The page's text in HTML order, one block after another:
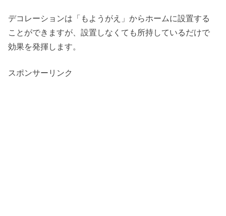
デコレーションは「もようがえ」からホームに設置する
ことができますが、設置しなくても所持しているだけで
効果を発揮します。
スポンサーリンク